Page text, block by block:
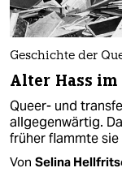
Geschichte der
Alter Hass im
Queer- und
allgegenwärtig.
früher flammte sie
Von Selina